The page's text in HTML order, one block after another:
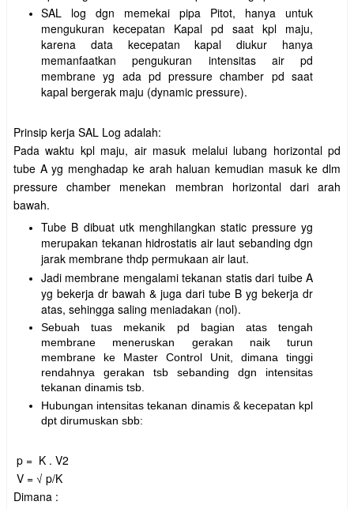
SAL log dgn memekai pipa Pitot, hanya untuk
mengukuran kecepatan Kapal pd saat kpl maju,
karena data kecepatan kapal diukur hanya
memanfaatkan pengukuran intensitas air pd
membrane yg ada pd pressure chamber pd saat
kapal bergerak maju (dynamic pressure).
Prinsip kerja SAL Log adalah:
Pada waktu kpl maju, air masuk melalui lubang horizontal pd
tube A yg menghadap ke arah haluan kemudian masuk ke dlm
pressure chamber menekan membran horizontal dari arah
bawah.
Tube B dibuat utk menghilangkan static pressure yg
merupakan tekanan hidrostatis air laut sebanding dgn
jarak membrane thdp permukaan air laut.
Jadi membrane mengalami tekanan statis dari tuibe A
yg bekerja dr bawah & juga dari tube B yg bekerja dr
atas, sehingga saling meniadakan (nol).
Sebuah tuas mekanik pd bagian atas tengah
membrane meneruskan gerakan naik turun
membrane ke Master Control Unit, dimana tinggi
rendahnya gerakan tsb sebanding dgn intensitas
tekanan dinamis tsb.
Hubungan intensitas tekanan dinamis & kecepatan kpl
dpt dirumuskan sbb:
p = K . V2
V = √ p/K
Dimana :